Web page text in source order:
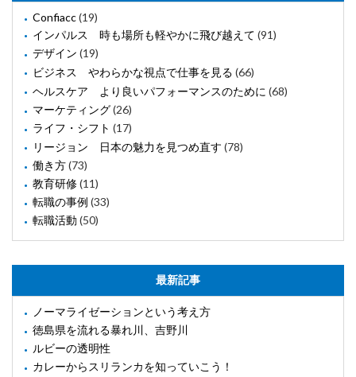
Confiacc(19)
インパルス 時も場所も軽やかに飛び越えて (91)
デザイン (19)
ビジネス やわらかな視点で仕事を見る (66)
ヘルスケア より良いパフォーマンスのために (68)
マーケティング(26)
ライフ・シフト (17)
リージョン 日本の魅力を見つめ直す (78)
働き方(73)
教育研修(11)
転職の事例 (33)
転職活動 (50)
最新記事
ノーマライゼーションという考え方
徳島県を流れる暴れ川、吉野川
ルビーの透明性
カレーからスリランカを知っていこう！